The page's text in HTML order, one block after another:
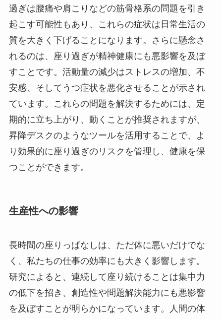
過ぎは腰痛や肩こりなどの筋骨格系の問題を引き
起こす可能性もあり、これらの症状は日常生活の
質を大きく下げることになります。さらに懸念さ
れるのは、座り過ぎが精神健康にも悪影響を及ぼ
すことです。活動量の減少はストレスの増加、不
安感、そしてうつ症状を悪化させることが示され
ています。これらの問題を解決するためには、定
期的に立ち上がり、動くことが推奨されますが、
昇降デスクのようなツールを活用することで、よ
り効果的に座り過ぎのリスクを管理し、健康を保
つことができます。
生産性への影響
長時間の座りっぱなしは、ただ体に悪いだけでな
く、私たちの仕事の効率にも大きく影響します。
研究によると、連続して座り続けることは集中力
の低下を招き、創造性や問題解決能力にも悪影響
を及ぼすことが明らかになっています。人間の体